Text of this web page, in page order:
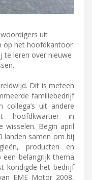
uit
op het hoofdkantoor
te leren over nieuwe
Dit is meteen
familiebedrijf
collega’s uit andere
hoofdkwartier in
wisselen. Begin april
landen samen om bij
producten en
belangrijk thema
kondigde het bedrijf
EME Motor 2008,